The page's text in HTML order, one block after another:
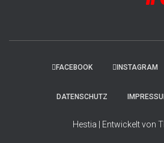
FACEBOOK INSTAGRAM
DATENSCHUTZ
Hestia | Entwickelt von